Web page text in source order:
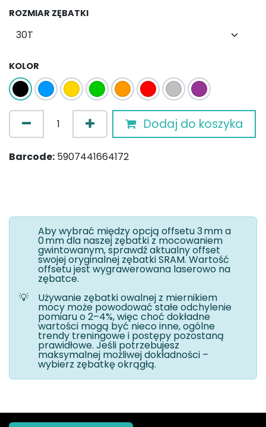
ROZMIAR ZĘBATKI
KOLOR
Dodaj do koszyka
Barcode: 5907441664172
💡
Aby wybrać między opcją offsetu 3 mm a
0 mm dla naszej zębatki z mocowaniem
gwintowanym, sprawdź aktualny offset
swojej oryginalnej zębatki SRAM. Wartość
offsetu jest wygrawerowana laserowo na
zębatce.
Używanie zębatki owalnej z miernikiem
mocy może powodować stałe odchylenie
pomiaru o 2–4%, więc choć dokładne
wartości mogą być nieco inne, ogólne
trendy treningowe i postępy pozostaną
prawidłowe. Jeśli potrzebujesz
maksymalnej możliwej dokładności –
wybierz zębatkę okrągłą.